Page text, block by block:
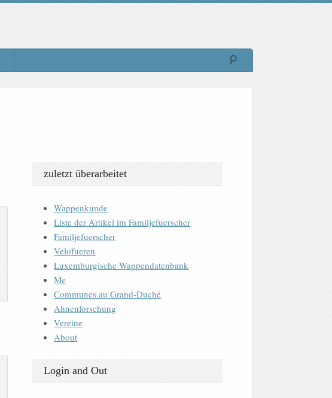
zuletzt überarbeitet
Wappenkunde
Liste der Artikel im Familjefuerscher
Familjefuerscher
Velofueren
Luxemburgische Wappendatenbank
Me
Communes au Grand-Duché
Ahnenforschung
Vereine
About
Login and Out